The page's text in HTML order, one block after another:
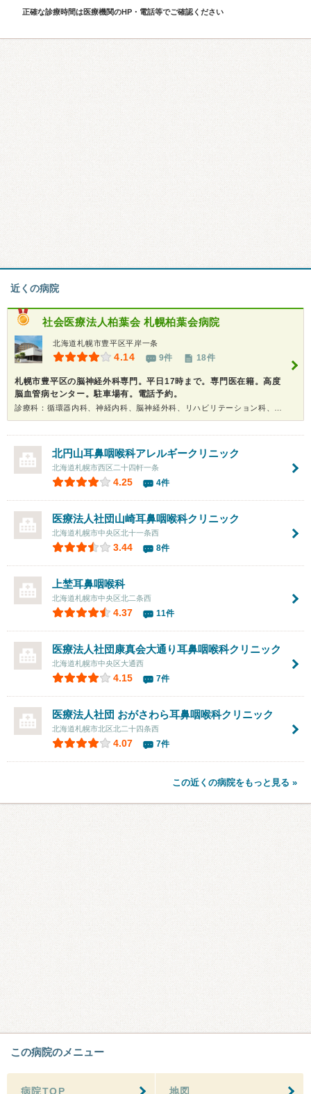
正確な診療時間は医療機関のHP・電話等でご確認ください
近くの病院
社会医療法人柏葉会 札幌柏葉会病院
北海道札幌市豊平区平岸一条
4.14 9件 18件
札幌市豊平区の脳神経外科専門。平日17時まで。専門医在籍。高度
脳血管病センター。駐車場有。電話予約。
北円山耳鼻咽喉科アレルギークリニック
北海道札幌市西区二十四軒一条
4.25 4件
医療法人社団山崎耳鼻咽喉科クリニック
北海道札幌市中央区北十一条西
3.44 8件
上埜耳鼻咽喉科
北海道札幌市中央区北二条西
4.37 11件
医療法人社団康真会大通り耳鼻咽喉科クリニック
北海道札幌市中央区大通西
4.15 7件
医療法人社団 おがさわら耳鼻咽喉科クリニック
北海道札幌市北区北二十四条西
4.07 7件
この近くの病院をもっと見る »
この病院のメニュー
病院TOP 地図